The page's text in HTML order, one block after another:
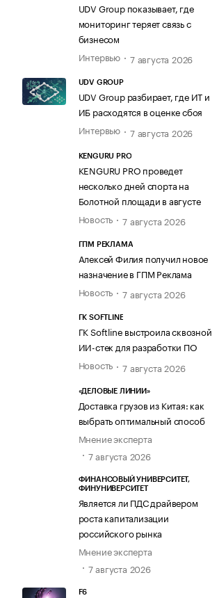
UDV Group показывает, где
мониторинг теряет связь с
бизнесом
Интервью
7 августа 2026
UDV GROUP
UDV Group разбирает, где ИТ и
ИБ расходятся в оценке сбоя
Интервью
7 августа 2026
KENGURU PRO
KENGURU PRO проведет
несколько дней спорта на
Болотной площади в августе
Новость
7 августа 2026
ГПМ РЕКЛАМА
Алексей Филия получил новое
назначение в ГПМ Реклама
Новость
7 августа 2026
ГК SOFTLINE
ГК Softline выстроила сквозной
ИИ-стек для разработки ПО
Новость
7 августа 2026
«ДЕЛОВЫЕ ЛИНИИ»
Доставка грузов из Китая: как
выбрать оптимальный способ
Мнение эксперта
7 августа 2026
ФИНАНСОВЫЙ УНИВЕРСИТЕТ,
ФИНУНИВЕРСИТЕТ
Является ли ПДС драйвером
роста капитализации
российского рынка
Мнение эксперта
7 августа 2026
F6